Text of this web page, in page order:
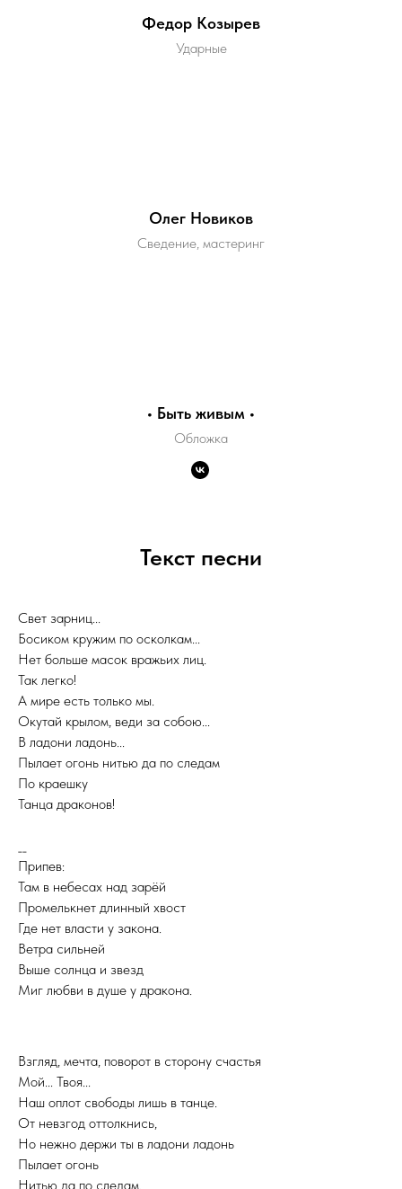
Федор Козырев
Ударные
Олег Новиков
Сведение, мастеринг
• Быть живым •
Обложка
Текст песни
Свет зарниц...
Босиком кружим по осколкам...
Нет больше масок вражьих лиц.
Так легко!
А мире есть только мы.
Окутай крылом, веди за собою...
В ладони ладонь...
Пылает огонь нитью да по следам
По краешку
Танца драконов!
Припев:
Там в небесах над зарёй
Промелькнет длинный хвост
Где нет власти у закона.
Ветра сильней
Выше солнца и звезд
Миг любви в душе у дракона.
Взгляд, мечта, поворот в сторону счастья
Мой... Твоя...
Наш оплот свободы лишь в танце.
От невзгод оттолкнись,
Но нежно держи ты в ладони ладонь
Пылает огонь
Нитью да по следам,